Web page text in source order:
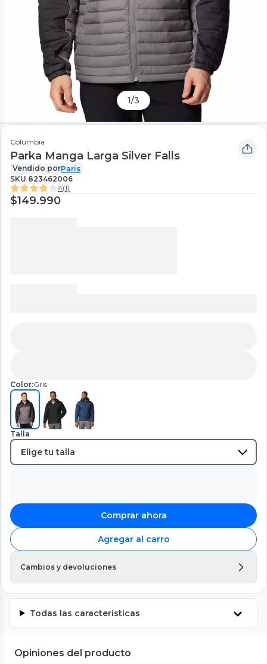
1/3
Columbia
Parka Manga Larga Silver Falls
Vendido porParis
SKU 823462006
4(1)
$149.990
Color:Gris
Talla
Comprar ahora
Agregar al carro
Cambios y devoluciones
Todas las características
Opiniones del producto